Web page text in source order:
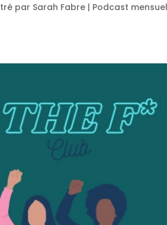
par Sarah Fabre | Podcast